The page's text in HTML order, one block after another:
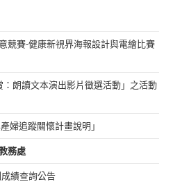
競賽-健康新視界海報設計與電繪比賽
朗讀文本演出影片徵選活動」之活動
婦追蹤關懷計畫說明」
務處
績查詢公告